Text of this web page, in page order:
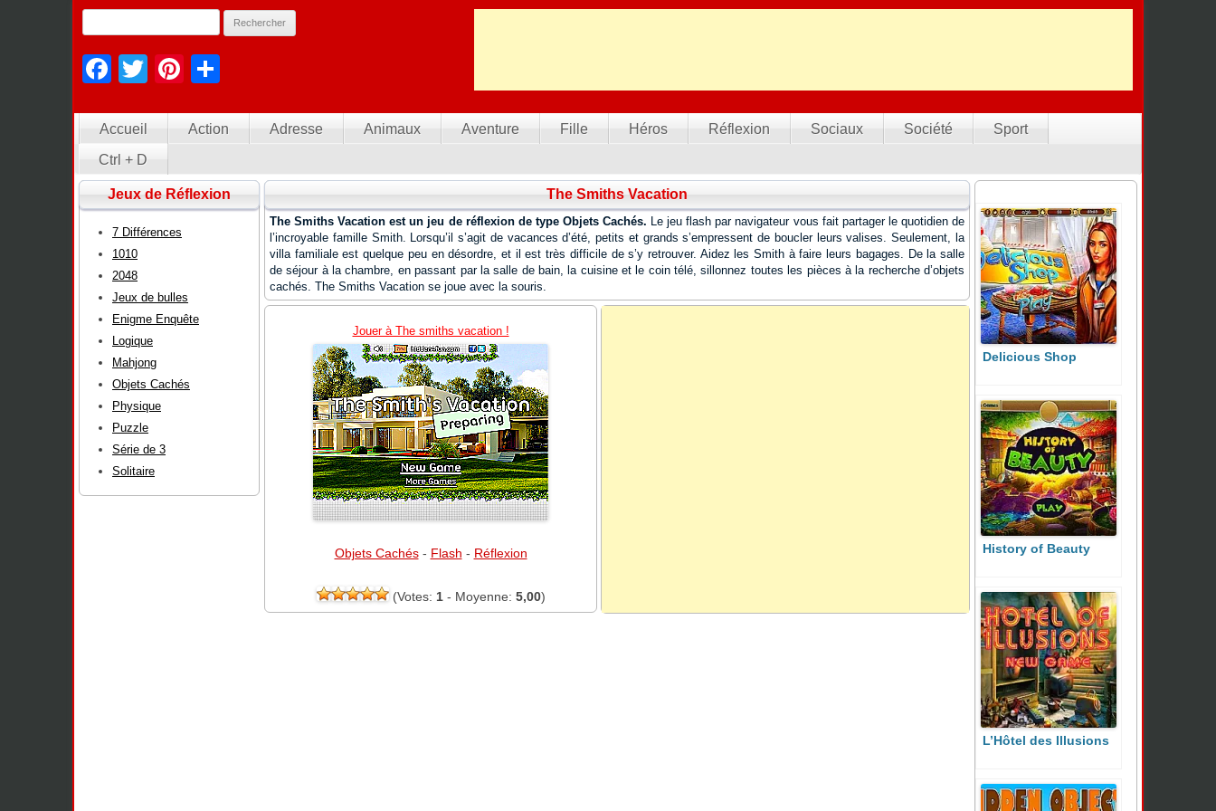
Facebook
TwitterPinterest
Accueil Action Adresse Animaux Aventure Fille Héros Réflexion Sociaux Société
Sport
Ctrl + D
The Smiths Vacation
The Smiths Vacation est un jeu de réflexion de type Objets Cachés. Le jeu flash par navigateur vous fait partager le quotidien de
l’incroyable famille Smith. Lorsqu’il s’agit de vacances d’été, petits et grands s’empressent de boucler leurs valises. Seulement, la
villa familiale est quelque peu en désordre, et il est très difficile de s’y retrouver. Aidez les Smith à faire leurs bagages. De la salle
de séjour à la chambre, en passant par la salle de bain, la cuisine et le coin télé, sillonnez toutes les pièces à la recherche d’objets
cachés. The Smiths Vacation se joue avec la souris.
Jouer à The smiths vacation !
Objets Cachés- Flash - Réflexion
(Votes: 1- Moyenne: 5,00)
Delicious Shop
History of Beauty
L’Hôtel des Illusions
Jeux de Réflexion
7 Différences
1010
2048
Jeux de bulles
Enigme Enquête
Logique
Mahjong
Objets Cachés
Physique
Puzzle
Série de 3
Solitaire